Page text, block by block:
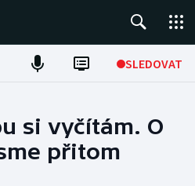
SLEDOVAT
si vyčítám. O
přitom